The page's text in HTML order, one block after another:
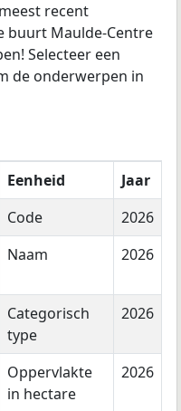
recent
buurt Maulde-Centre
Selecteer een
de onderwerpen in
Eenheid
Jaar
Code
2026
Naam 2026
Categorisch
type
2026
Oppervlakte
in hectare
2026